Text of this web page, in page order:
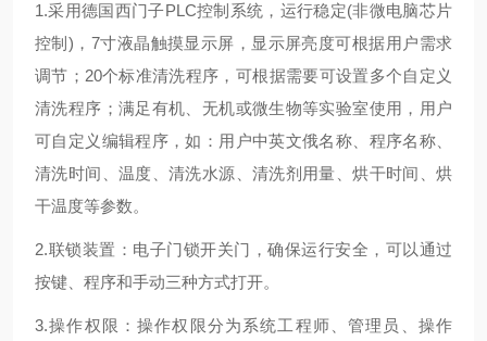
1.采用德国西门子PLC控制系统，运行稳定(非微电脑芯片
控制)，7寸液晶触摸显示屏，显示屏亮度可根据用户需求
调节；20个标准清洗程序，可根据需要可设置多个自定义
清洗程序；满足有机、无机或微生物等实验室使用，用户
可自定义编辑程序，如：用户中英文俄名称、程序名称、
清洗时间、温度、清洗水源、清洗剂用量、烘干时间、烘
干温度等参数。
2.联锁装置：电子门锁开关门，确保运行安全，可以通过
按键、程序和手动三种方式打开。
3.操作权限：操作权限分为系统工程师、管理员、操作